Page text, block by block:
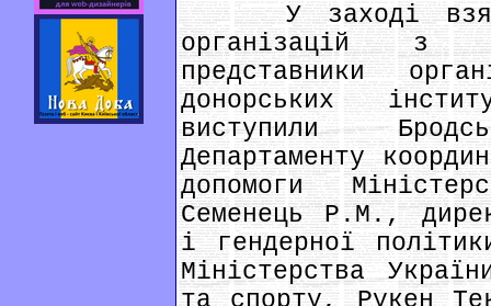
У заході взяли
організацій з
представники
донорських
виступили
Департаменту
допомоги
Семенець Р.М.,
і гендерної
Міністерства